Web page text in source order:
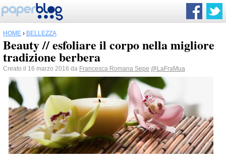
HOME › BELLEZZA
Beauty // esfoliare il corpo nella migliore
tradizione berbera
Creato il 16 marzo 2016 da Francesca Romana Sepe @LaFraMua